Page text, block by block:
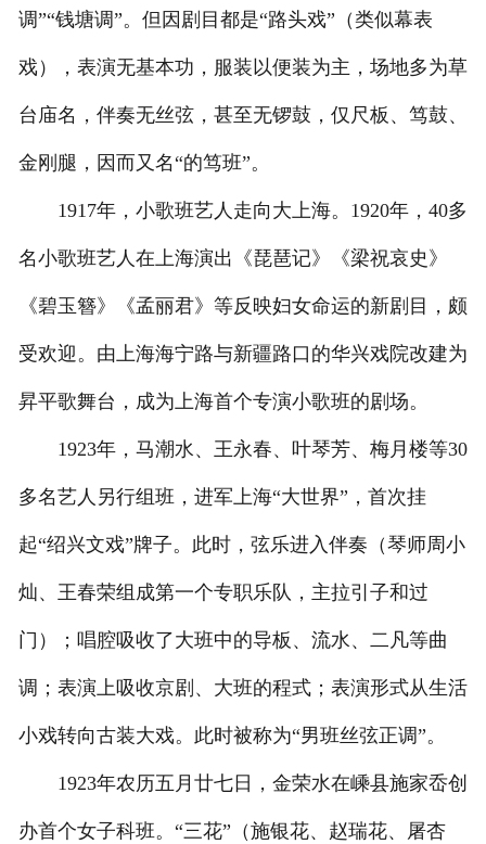
调”“钱塘调”。但因剧目都是“路头戏”（类似幕表
戏），表演无基本功，服装以便装为主，场地多为草
台庙名，伴奏无丝弦，甚至无锣鼓，仅尺板、笃鼓、
金刚腿，因而又名“的笃班”。
1917年，小歌班艺人走向大上海。1920年，40多
名小歌班艺人在上海演出《琵琶记》《梁祝哀史》
《碧玉簪》《孟丽君》等反映妇女命运的新剧目，颇
受欢迎。由上海海宁路与新疆路口的华兴戏院改建为
昇平歌舞台，成为上海首个专演小歌班的剧场。
1923年，马潮水、王永春、叶琴芳、梅月楼等30
多名艺人另行组班，进军上海“大世界”，首次挂
起“绍兴文戏”牌子。此时，弦乐进入伴奏（琴师周小
灿、王春荣组成第一个专职乐队，主拉引子和过
门）；唱腔吸收了大班中的导板、流水、二凡等曲
调；表演上吸收京剧、大班的程式；表演形式从生活
小戏转向古装大戏。此时被称为“男班丝弦正调”。
1923年农历五月廿七日，金荣水在嵊县施家岙创
办首个女子科班。“三花”（施银花、赵瑞花、屠杏